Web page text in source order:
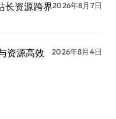
长资源跨界2026年8月7日
资源高效
2026年8月4日